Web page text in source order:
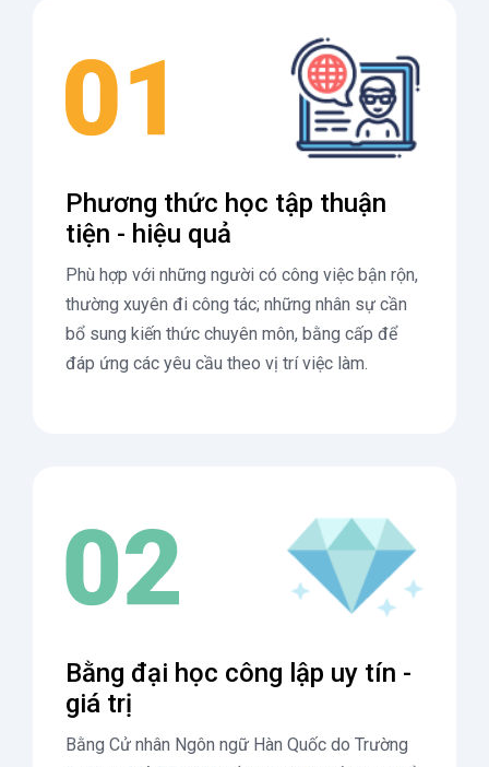
Phương thức học tập thuận
tiện - hiệu quả
Phù hợp với những người có công việc bận rộn,
thường xuyên đi công tác; những nhân sự cần
bổ sung kiến thức chuyên môn, bằng cấp để
đáp ứng các yêu cầu theo vị trí việc làm.
Bằng đại học công lập uy tín -
giá trị
Bằng Cử nhân Ngôn ngữ Hàn Quốc do Trường